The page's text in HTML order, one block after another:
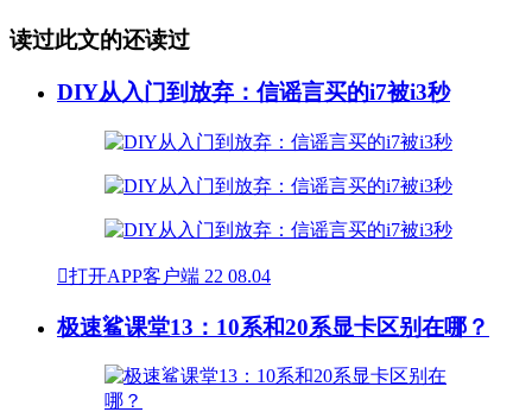
读过此文的还读过
DIY从入门到放弃：信谣言买的i7被i3秒
打开APP客户端 22 08.04
极速鲨课堂13：10系和20系显卡区别在哪？